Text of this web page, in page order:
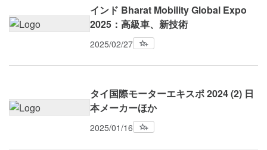
インド Bharat Mobility Global Expo
2025：高級車、新技術
2025/02/27
タイ国際モーターエキスポ 2024 (2) 日
本メーカーほか
2025/01/16